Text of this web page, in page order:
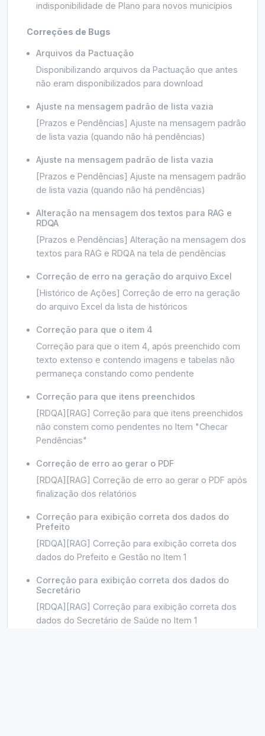
indisponibilidade de Plano para novos municípios
Correções de Bugs
Arquivos da Pactuação
Disponibilizando arquivos da Pactuação que antes
não eram disponibilizados para download
Ajuste na mensagem padrão de lista vazia
[Prazos e Pendências] Ajuste na mensagem padrão
de lista vazia (quando não há pendências)
Ajuste na mensagem padrão de lista vazia
[Prazos e Pendências] Ajuste na mensagem padrão
de lista vazia (quando não há pendências)
Alteração na mensagem dos textos para RAG e
RDQA
[Prazos e Pendências] Alteração na mensagem dos
textos para RAG e RDQA na tela de pendências
Correção de erro na geração do arquivo Excel
[Histórico de Ações] Correção de erro na geração
do arquivo Excel da lista de históricos
Correção para que o item 4
Correção para que o item 4, após preenchido com
texto extenso e contendo imagens e tabelas não
permaneça constando como pendente
Correção para que itens preenchidos
[RDQA][RAG] Correção para que itens preenchidos
não constem como pendentes no Item "Checar
Pendências"
Correção de erro ao gerar o PDF
[RDQA][RAG] Correção de erro ao gerar o PDF após
finalização dos relatórios
Correção para exibição correta dos dados do
Prefeito
[RDQA][RAG] Correção para exibição correta dos
dados do Prefeito e Gestão no Item 1
Correção para exibição correta dos dados do
Secretário
[RDQA][RAG] Correção para exibição correta dos
dados do Secretário de Saúde no Item 1